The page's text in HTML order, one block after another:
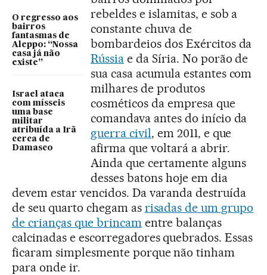
O regresso aos
bairros
fantasmas de
Aleppo: “Nossa
casa já não
existe”
Israel ataca
com mísseis
uma base
militar
atribuída a Irã
cerca de
Damasco
rebeldes e islamitas, e sob a
constante chuva de
bombardeios dos Exércitos da
Rússiae da Síria. No porão de
sua casa acumula estantes com
milhares de produtos
cosméticos da empresa que
comandava antes do início da
guerra civil, em 2011, e que
afirma que voltará a abrir.
Ainda que certamente alguns
desses batons hoje em dia
devem estar vencidos. Da varanda destruída
de seu quarto chegam as risadas de um grupo
de crianças que brincamentre balanças
calcinadas e escorregadores quebrados. Essas
ficaram simplesmente porque não tinham
para onde ir.